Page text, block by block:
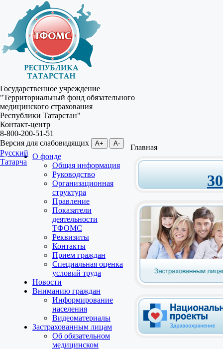
Государственное учреждение
"Территориальный фонд обязательного
медицинского страхования
Республики Татарстан"
Контакт-центр
8-800-200-51-51
Версия для слабовидящих
A+ A-
Русский
Татарча
О фонде
Общая информация
Руководство
Организационная
структура
Правление
Показатели
деятельности
ТФОМС
Реквизиты
Контакты
Прием граждан
Специальная оценка
условий труда
Новости
Вниманию граждан
Информирование
населения
Видеоматериалы
Застрахованным лицам
Об обязательном
медицинском
Главная